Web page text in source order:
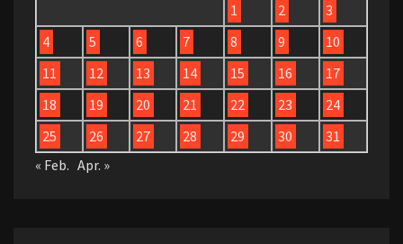
1
2
3
4
5 6 7 8 9
10
11
12 13 14 15 16
17
18
19 20 21 22 23
24
25
26 27 28 29 30
31
« Feb. Apr. »